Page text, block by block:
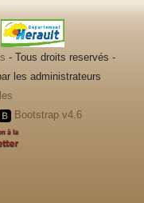
- Tous droits reservés -
les administrateurs
Bootstrap v4.6